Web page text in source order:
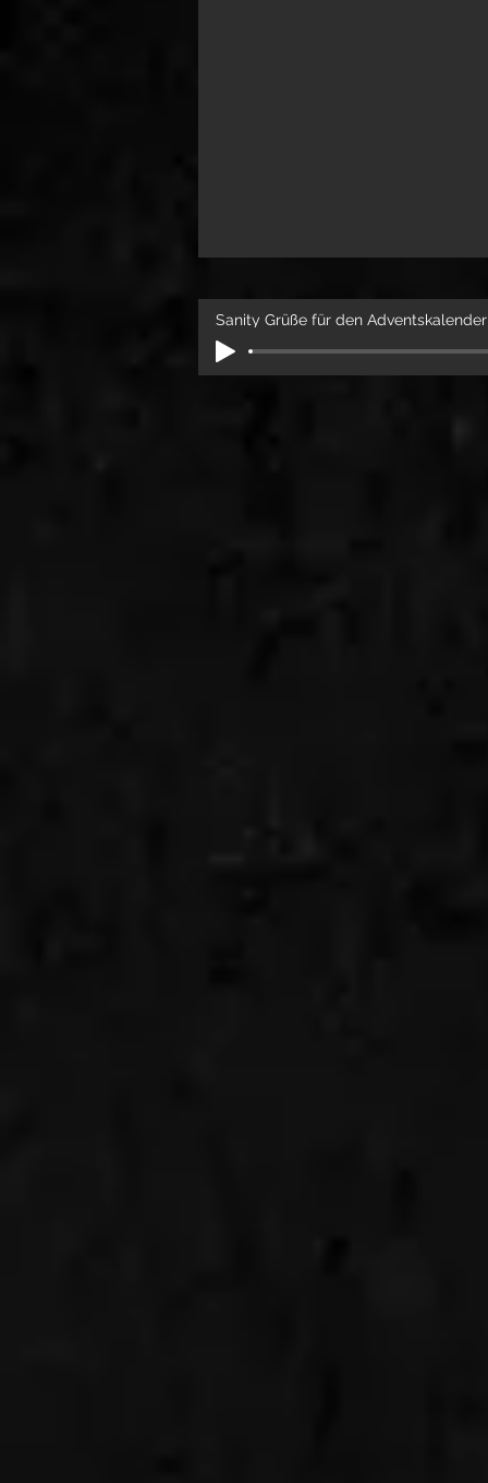
Sanity Grüße für den Adventskalender